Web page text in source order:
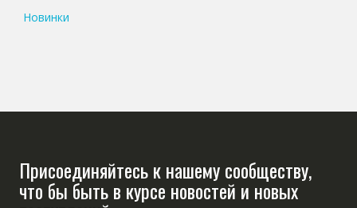
Новинки
Присоединяйтесь к нашему сообществу,
что бы быть в курсе новостей и новых